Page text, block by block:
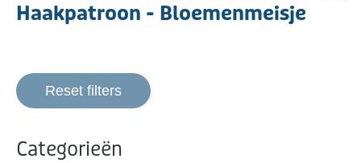
Reset filters
Categorieën
Haakpatroon - Bloemenmeisje